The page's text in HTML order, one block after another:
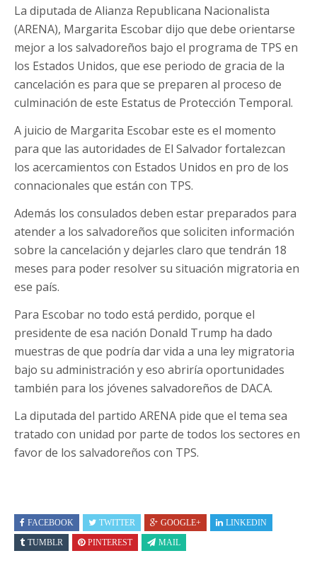
La diputada de Alianza Republicana Nacionalista
(ARENA), Margarita Escobar dijo que debe orientarse
mejor a los salvadoreños bajo el programa de TPS en
los Estados Unidos, que ese periodo de gracia de la
cancelación es para que se preparen al proceso de
culminación de este Estatus de Protección Temporal.
A juicio de Margarita Escobar este es el momento
para que las autoridades de El Salvador fortalezcan
los acercamientos con Estados Unidos en pro de los
connacionales que están con TPS.
Además los consulados deben estar preparados para
atender a los salvadoreños que soliciten información
sobre la cancelación y dejarles claro que tendrán 18
meses para poder resolver su situación migratoria en
ese país.
Para Escobar no todo está perdido, porque el
presidente de esa nación Donald Trump ha dado
muestras de que podría dar vida a una ley migratoria
bajo su administración y eso abriría oportunidades
también para los jóvenes salvadoreños de DACA.
La diputada del partido ARENA pide que el tema sea
tratado con unidad por parte de todos los sectores en
favor de los salvadoreños con TPS.
FACEBOOK TWITTER GOOGLE+
LINKEDIN
TUMBLR
PINTEREST MAIL